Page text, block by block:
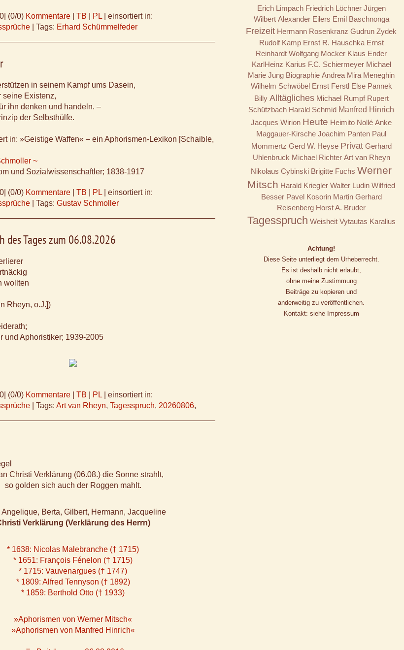
(0/0) Kommentare TB PL
einsortiert in:
Tags: Erhard Schümmelfeder
in seinem Kampf ums Dasein,
seine Existenz,
ihn denken und handeln. –
der Selbsthülfe.
in: »Geistige Waffen« – ein Aphorismen-Lexikon [Schaible,
~
und Sozialwissenschaftler; 1838-1917
(0/0) Kommentare TB PL
einsortiert in:
Tags: Gustav Schmoller
des Tages zum 06.08.2026
wollten
Rheyn, o.J.])
und Aphoristiker; 1939-2005
(0/0) Kommentare TB PL
einsortiert in:
Tags: Art van Rheyn, Tagesspruch, 20260806,
Christi Verklärung (06.08.) die Sonne strahlt,
so golden sich auch der Roggen mahlt.
Berta, Gilbert, Hermann, Jacqueline
Verklärung (Verklärung des Herrn)
* 1638: Nicolas Malebranche († 1715)
* 1651: François Fénelon († 1715)
* 1715: Vauvenargues († 1747)
* 1809: Alfred Tennyson († 1892)
* 1859: Berthold Otto († 1933)
»Aphorismen von Werner Mitsch«
»Aphorismen von Manfred Hinrich«
Erich Limpach Friedrich Löchner Jürgen
Wilbert Alexander Eilers Emil Baschnonga
Freizeit Hermann Rosenkranz Gudrun Zydek
Rudolf Kamp Ernst R. Hauschka Ernst
Reinhardt Wolfgang Mocker Klaus Ender
KarlHeinz Karius F.C. Schiermeyer Michael
Marie Jung Biographie Andrea Mira Meneghin
Wilhelm Schwöbel Ernst Ferstl Else Pannek
Billy Alltägliches Michael Rumpf Rupert
Schützbach Harald Schmid Manfred Hinrich
Jacques Wirion Heute Heimito Nollé Anke
Maggauer-Kirsche Joachim Panten Paul
Mommertz Gerd W. Heyse Privat Gerhard
Uhlenbruck Michael Richter Art van Rheyn
Nikolaus Cybinski Brigitte Fuchs Werner
Mitsch Harald Kriegler Walter Ludin Wilfried
Besser Pavel Kosorin Martin Gerhard
Reisenberg Horst A. Bruder
Tagesspruch Weisheit Vytautas Karalius
Achtung!
Diese Seite unterliegt dem Urheberrecht.
Es ist deshalb nicht erlaubt,
ohne meine Zustimmung
Beiträge zu kopieren und
anderweitig zu veröffentlichen.
Kontakt: siehe Impressum